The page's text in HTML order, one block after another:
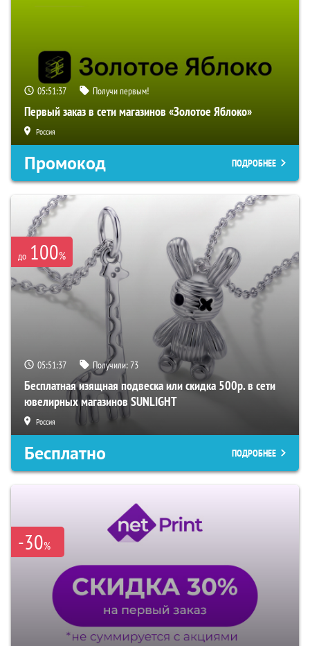
05:51:36 Получи первым!
Первый заказ в сети магазинов «Золотое Яблоко»
Россия
Промокод ПОДРОБНЕЕ
до 100%
05:51:36 Получили:73
Бесплатная изящная подвеска или скидка 500р. в сети
ювелирных магазинов SUNLIGHT
Россия
Бесплатно ПОДРОБНЕЕ
-30%